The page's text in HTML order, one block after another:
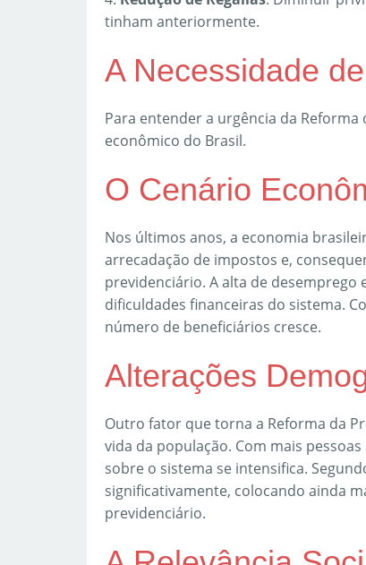
tinham anteriormente.
A Necessidade
Para entender a urgência da
econômico do Brasil.
O Cenário
Nos últimos anos, a economia
arrecadação de impostos e,
previdenciário. A alta de
dificuldades financeiras do sistema.
número de beneficiários cresce.
Alterações
Outro fator que torna a Reforma da
vida da população. Com mais
sobre o sistema se intensifica.
significativamente, colocando ainda
previdenciário.